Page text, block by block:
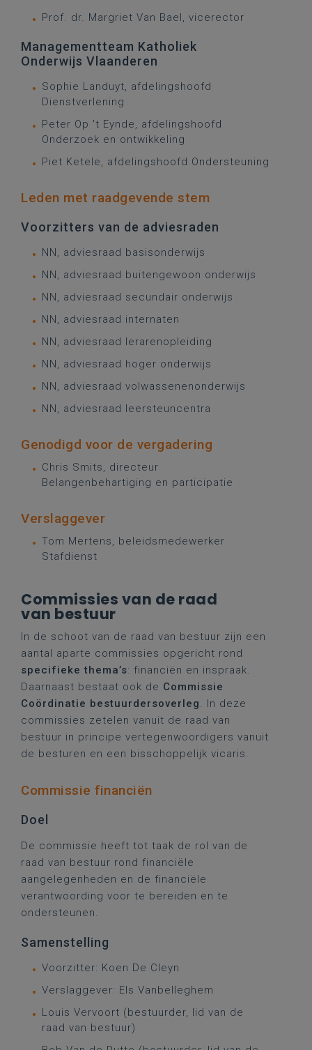
Prof. dr. Margriet Van Bael, vicerector
Managementteam Katholiek
Onderwijs Vlaanderen
Sophie Landuyt, afdelingshoofd
Dienstverlening
Peter Op 't Eynde, afdelingshoofd
Onderzoek en ontwikkeling
Piet Ketele, afdelingshoofd Ondersteuning
Leden met raadgevende stem
Voorzitters van de adviesraden
NN, adviesraad basisonderwijs
NN, adviesraad buitengewoon onderwijs
NN, adviesraad secundair onderwijs
NN, adviesraad internaten
NN, adviesraad lerarenopleiding
NN, adviesraad hoger onderwijs
NN, adviesraad volwassenenonderwijs
NN, adviesraad leersteuncentra
Genodigd voor de vergadering
Chris Smits, directeur
Belangenbehartiging en participatie
Verslaggever
Tom Mertens, beleidsmedewerker
Stafdienst
Commissies van de raad
van bestuur
In de schoot van de raad van bestuur zijn een
aantal aparte commissies opgericht rond
specifieke thema’s: financiën en inspraak.
Daarnaast bestaat ook de Commissie
Coördinatie bestuurdersoverleg. In deze
commissies zetelen vanuit de raad van
bestuur in principe vertegenwoordigers vanuit
de besturen en een bisschoppelijk vicaris.
Commissie financiën
Doel
De commissie heeft tot taak de rol van de
raad van bestuur rond financiële
aangelegenheden en de financiële
verantwoording voor te bereiden en te
ondersteunen.
Samenstelling
Voorzitter: Koen De Cleyn
Verslaggever: Els Vanbelleghem
Louis Vervoort (bestuurder, lid van de
raad van bestuur)